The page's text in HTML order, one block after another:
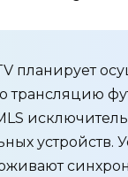
планирует
трансляцию
устройств.